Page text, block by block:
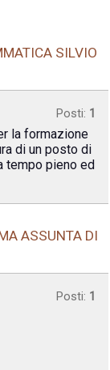
SILVIO
Posti: 1
la formazione
di un posto di
tempo pieno ed
ASSUNTA DI
Posti: 1